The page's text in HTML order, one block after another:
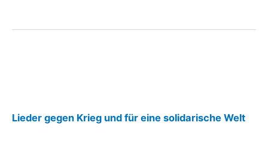
leben
der
Lieder gegen Krieg und für eine solidarische Welt: